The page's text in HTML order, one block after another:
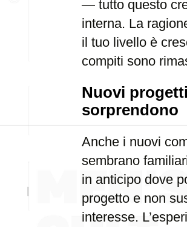
— tutto questo
interna. La
il tuo livello è
compiti sono
Nuovi
sorprendono
Anche i nuovi
sembrano
in anticipo dove
progetto e non
interesse.